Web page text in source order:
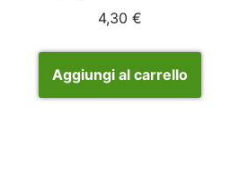
4,30 €
Aggiungi al carrello